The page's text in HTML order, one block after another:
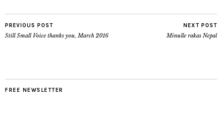
PREVIOUS POST
Still Small Voice thanks you, March 2016
NEXT POST
Minulle rakas Nepal
FREE NEWSLETTER